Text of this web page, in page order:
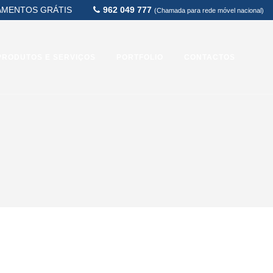
GRÁTIS 962 049 777 (Chamada para rede móvel nacional)